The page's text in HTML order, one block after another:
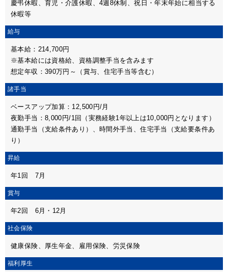
慶弔休暇、育児・介護休暇、4週8休制、祝日・年末年始に相当する
休暇等
給与
基本給：214,700円
※基本給には資格給、資格調整手当を含みます
想定年収：390万円～（賞与、住宅手当等含む）
諸手当
ベースアップ加算：12,500円/月
夜勤手当：8,000円/1回（実務経験1年以上は10,000円となります）
通勤手当（支給条件あり）、時間外手当、住宅手当（支給要条件あ
り）
昇給
年1回 7月
賞与
年2回 6月・12月
社会保険
健康保険、厚生年金、雇用保険、労災保険
福利厚生